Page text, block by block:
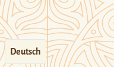
Deutsch